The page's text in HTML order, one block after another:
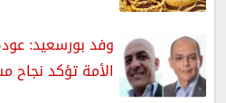
وفد بورسعيد:
الأمة تؤكد نجاح